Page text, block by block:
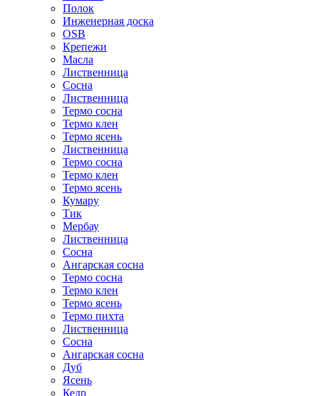
Полок
Инженерная доска
OSB
Крепежи
Масла
Лиственница
Сосна
Лиственница
Термо сосна
Термо клен
Термо ясень
Лиственница
Термо сосна
Термо клен
Термо ясень
Кумару
Тик
Мербау
Лиственница
Сосна
Ангарская сосна
Термо сосна
Термо клен
Термо ясень
Термо пихта
Лиственница
Сосна
Ангарская сосна
Дуб
Ясень
Кедр